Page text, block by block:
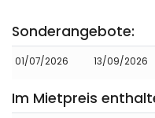
Sonderangebote:
01/07/2026 13/09/2026
Im Mietpreis